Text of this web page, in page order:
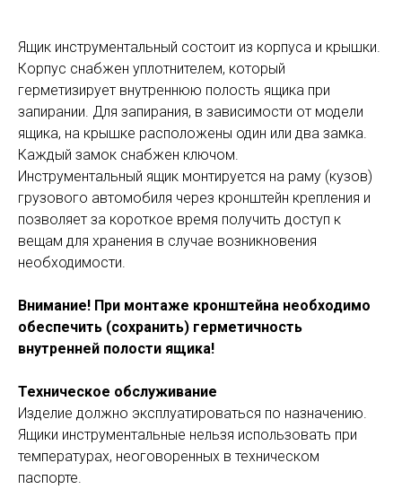
Ящик инструментальный состоит из корпуса и крышки.
Корпус снабжен уплотнителем, который
герметизирует внутреннюю полость ящика при
запирании. Для запирания, в зависимости от модели
ящика, на крышке расположены один или два замка.
Каждый замок снабжен ключом.
Инструментальный ящик монтируется на раму (кузов)
грузового автомобиля через кронштейн крепления и
позволяет за короткое время получить доступ к
вещам для хранения в случае возникновения
необходимости.
Внимание! При монтаже кронштейна необходимо
обеспечить (сохранить) герметичность
внутренней полости ящика!
Техническое обслуживание
Изделие должно эксплуатироваться по назначению.
Ящики инструментальные нельзя использовать при
температурах, неоговоренных в техническом
паспорте.